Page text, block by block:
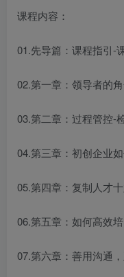
课程内容：
01.先导篇：课程指引-
02.第一章：领导者的
03.第二章：过程管控-
04.第三章：初创企业
05.第四章：复制人才
06.第五章：如何高效
07.第六章：善用沟通